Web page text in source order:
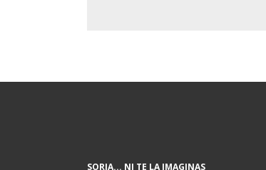
SORIA... NI TE LA IMAGINAS